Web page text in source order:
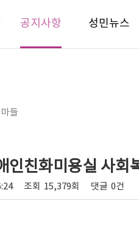
공지사항 성민뉴스
들
인친화미용실 사회
조회 15,379회 댓글 0건